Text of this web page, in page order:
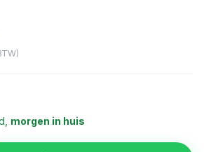
morgen in huis